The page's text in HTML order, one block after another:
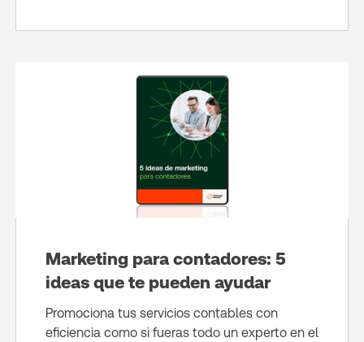
Marketing para contadores: 5
ideas que te pueden ayudar
Promociona tus servicios contables con
eficiencia como si fueras todo un experto en el